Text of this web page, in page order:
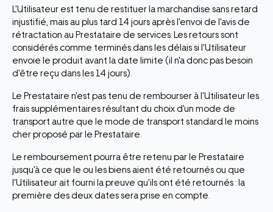
L'Utilisateur est tenu de restituer la marchandise sans retard
injustifié, mais au plus tard 14 jours après l'envoi de l'avis de
rétractation au Prestataire de services. Les retours sont
considérés comme terminés dans les délais si l'Utilisateur
envoie le produit avant la date limite (il n'a donc pas besoin
d'être reçu dans les 14 jours).
Le Prestataire n'est pas tenu de rembourser à l'Utilisateur les
frais supplémentaires résultant du choix d'un mode de
transport autre que le mode de transport standard le moins
cher proposé par le Prestataire.
Le remboursement pourra être retenu par le Prestataire
jusqu'à ce que le ou les biens aient été retournés ou que
l'Utilisateur ait fourni la preuve qu'ils ont été retournés : la
première des deux dates sera prise en compte.